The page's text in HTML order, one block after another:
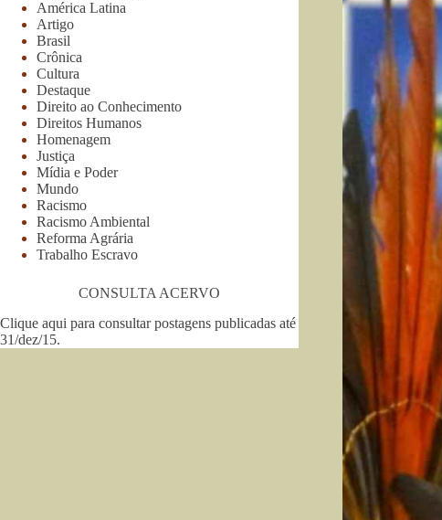
América Latina
Artigo
Brasil
Crônica
Cultura
Destaque
Direito ao Conhecimento
Direitos Humanos
Homenagem
Justiça
Mídia e Poder
Mundo
Racismo
Racismo Ambiental
Reforma Agrária
Trabalho Escravo
CONSULTA ACERVO
Clique aqui para consultar postagens publicadas até
31/dez/15.